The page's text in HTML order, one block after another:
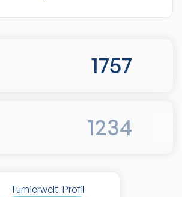
1757
1234
Turnierwelt-Profil